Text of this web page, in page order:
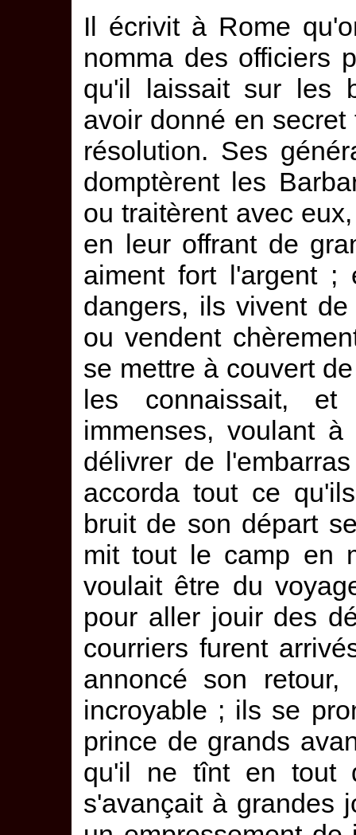
Il écrivit à Rome
nomma des officiers
qu'il laissait sur les
avoir donné en
résolution. Ses
domptèrent les
ou traitèrent avec
en leur offrant de
aiment fort l'argent ;
dangers, ils vivent
ou vendent
se mettre à couvert
les connaissait,
immenses, voulant
délivrer de
accorda tout ce
bruit de son départ
mit tout le camp en
voulait être du
pour aller jouir des
courriers furent
annoncé son
incroyable ; ils se
prince de grands
qu'il ne tînt en tout
s'avançait à grandes